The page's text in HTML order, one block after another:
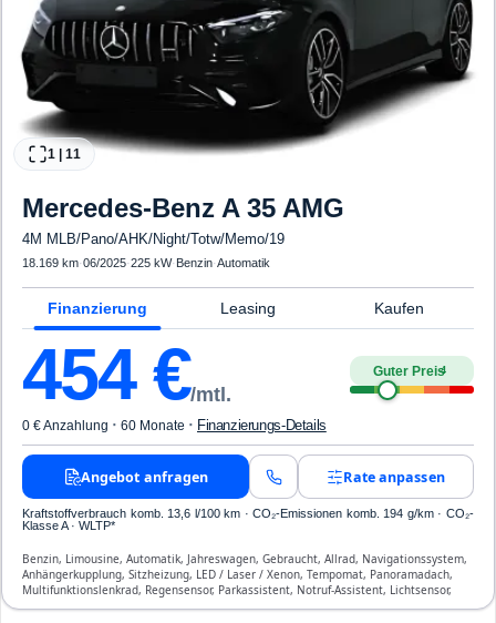
1 11
Mercedes-Benz A 35 AMG
4M MLB/Pano/AHK/Night/Totw/Memo/19
18.169 km·06/2025·225 kW· Benzin·Automatik
Finanzierung Leasing Kaufen
454€/mtl.
Guter Preis4
0 € Anzahlung · 60 Monate · Finanzierungs-Details
Angebot anfragen Rate anpassen
Kraftstoffverbrauch komb. 13,6 l/100 km · CO₂-Emissionen komb. 194 g/km · CO₂-
Klasse A · WLTP*
Benzin, Limousine, Automatik, Jahreswagen, Gebraucht, Allrad, Navigationssystem,
Anhängerkupplung, Sitzheizung, LED / Laser / Xenon, Tempomat, Panoramadach,
Multifunktionslenkrad, Regensensor, Parkassistent, Notruf-Assistent, Lichtsensor,
Start/Stopp-Automatik, Bluetooth, Freisprecheinrichtung, Verkehrszeichen-